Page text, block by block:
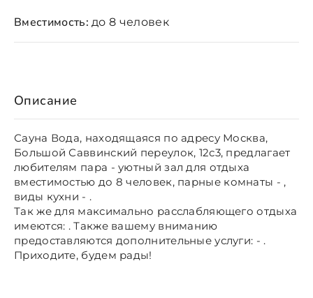
Описание
Сауна Вода, находящаяся по адресу Москва,
Большой Саввинский переулок, 12с3, предлагает
любителям пара - уютный зал для отдыха
вместимостью до 8 человек, парные комнаты - ,
виды кухни - .
Так же для максимально расслабляющего отдыха
имеются: . Также вашему вниманию
предоставляются дополнительные услуги: - .
Приходите, будем рады!
Вместимость: до 8 человек